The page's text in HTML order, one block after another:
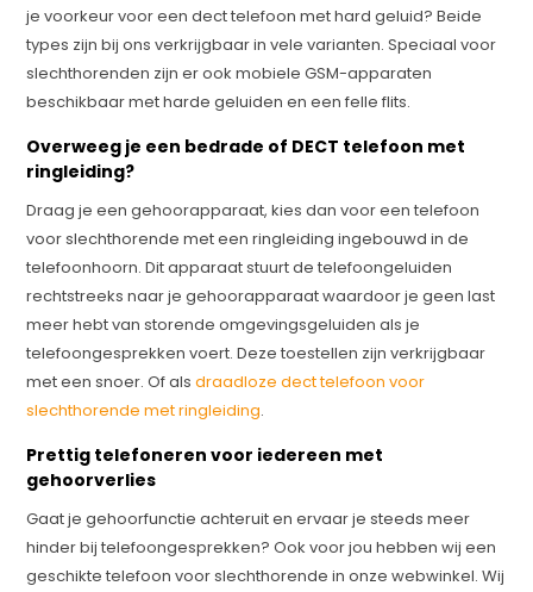
je voorkeur voor een dect telefoon met hard geluid? Beide
types zijn bij ons verkrijgbaar in vele varianten. Speciaal voor
slechthorenden zijn er ook mobiele GSM-apparaten
beschikbaar met harde geluiden en een felle flits.
Overweeg je een bedrade of DECT telefoon met
ringleiding?
Draag je een gehoorapparaat, kies dan voor een telefoon
voor slechthorende met een ringleiding ingebouwd in de
telefoonhoorn. Dit apparaat stuurt de telefoongeluiden
rechtstreeks naar je gehoorapparaat waardoor je geen last
meer hebt van storende omgevingsgeluiden als je
telefoongesprekken voert. Deze toestellen zijn verkrijgbaar
met een snoer. Of alsdraadloze dect telefoon voor
slechthorende met ringleiding.
Prettig telefoneren voor iedereen met
gehoorverlies
Gaat je gehoorfunctie achteruit en ervaar je steeds meer
hinder bij telefoongesprekken? Ook voor jou hebben wij een
geschikte telefoon voor slechthorende in onze webwinkel. Wij